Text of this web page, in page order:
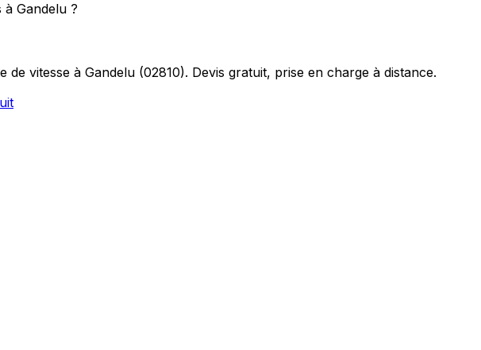
Gandelu ?
de vitesse à Gandelu (02810). Devis gratuit, prise en charge à distance.